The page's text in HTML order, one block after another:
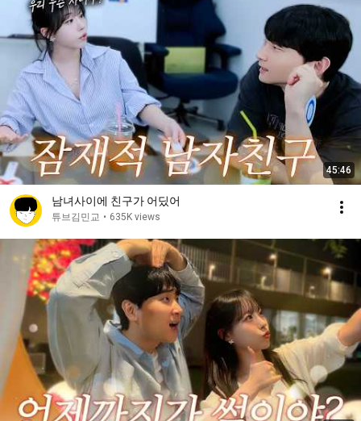
45:46
남녀사이에 친구가 어딨어
튜브김민교 • 635K views